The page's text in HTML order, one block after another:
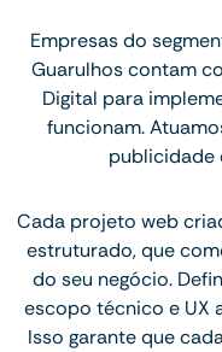
Empresas do
Guarulhos contam
Digital para
funcionam.
publicidade
Cada projeto web
estruturado, que
do seu negócio.
escopo técnico e UX
Isso garante que